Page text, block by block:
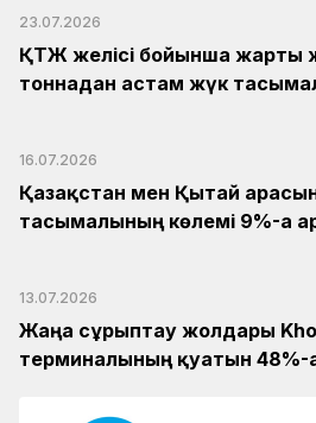
23.07.2026
ҚТЖ желісі бойынша жарты
тоннадан астам жүк
16.07.2026
Қазақстан мен Қытай
тасымалының көлемі 9%-ға
13.07.2026
Жаңа сұрыптау жолдары
терминалының қуатын 48%-